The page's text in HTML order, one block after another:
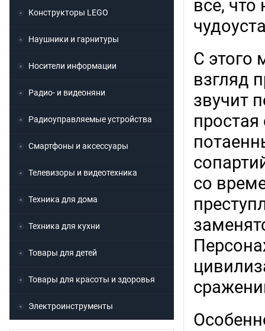
все,
С этого
взгляд
звучит
со
Конструкторы LEGO
Наушники и гарнитуры
Носители информации
Радио- и видеоняни
Радиоуправляемые устройства
Смартфоны и аксессуары
Телевизоры и видеотехника
Техника для дома
Техника для кухни
Товары для детей
Товары для красоты и здоровья
Электроинструменты